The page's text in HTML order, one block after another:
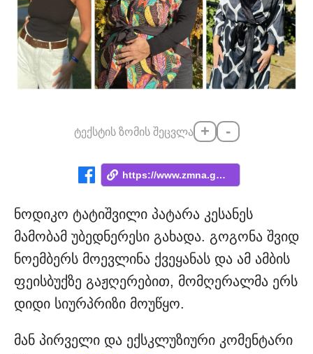
ტექსტის ზომის შეცვლა + -
https://www.zmna.ge/news/dzalian-didkhan...
ნოდიკო ტატიშვილი პატარა კესანეს
მამობამ უბედნერესი გახადა. გოგონა შვიდ
ნოემბერს მოევლინა ქვეყანას და ამ ამბის
ფეისბუქზე გაჟღერებით, მომღერალმა ერს
დიდი სიურპრიზი მოუწყო.
მან პირველი და ექსკლუზიური კომენტარი